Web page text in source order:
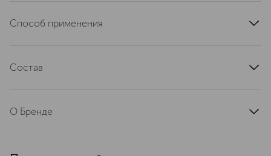
Способ применения
круговыми движениями с небольшим давлением по
Состав
Kombuchka™, RonaFlair® Flawless, эктоин,
О Бренде